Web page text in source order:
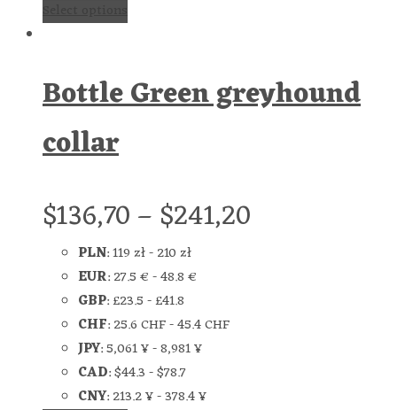
Bottle Green greyhound
collar
$136,70–$241,20
PLN:119 zł-210 zł
EUR:27.5 €-48.8 €
GBP:£23.5-£41.8
CHF:25.6 CHF-45.4 CHF
JPY:5,061 ¥-8,981 ¥
CAD:$44.3-$78.7
CNY:213.2 ¥-378.4 ¥